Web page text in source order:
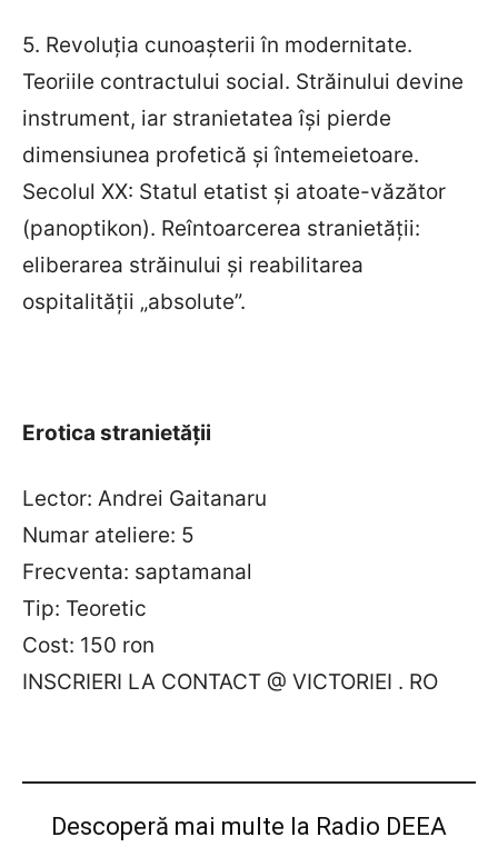
5. Revoluţia cunoaşterii în modernitate.
Teoriile contractului social. Străinului devine
instrument, iar stranietatea îşi pierde
dimensiunea profetică şi întemeietoare.
Secolul XX: Statul etatist şi atoate-văzător
(panoptikon). Reîntoarcerea stranietăţii:
eliberarea străinului şi reabilitarea
ospitalităţii „absolute”.
Erotica stranietăţii
Lector: Andrei Gaitanaru
Numar ateliere: 5
Frecventa: saptamanal
Tip: Teoretic
Cost: 150 ron
INSCRIERI LA CONTACT @ VICTORIEI . RO
Descoperă mai multe la Radio DEEA